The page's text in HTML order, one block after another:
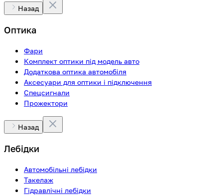
Назад
Оптика
Фари
Комплект оптики під модель авто
Додаткова оптика автомобіля
Аксесуари для оптики і підключення
Спецсигнали
Прожектори
Назад
Лебідки
Автомобільні лебідки
Такелаж
Гідравлічні лебідки